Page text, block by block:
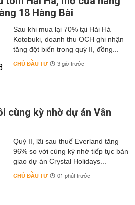
18 Hàng Bài
Sau khi mua lại 70% tại Hải Hà
Kotobuki, doanh thu OCH ghi nhận
tăng đột biến trong quý II, đồng...
CHỦ ĐẦU TƯ 3 giờ trước
cùng kỳ nhờ dự án Vân
Quý II, lãi sau thuế Everland tăng
96% so với cùng kỳ nhờ tiếp tục bàn
giao dự án Crystal Holidays...
CHỦ ĐẦU TƯ 01 phút trước